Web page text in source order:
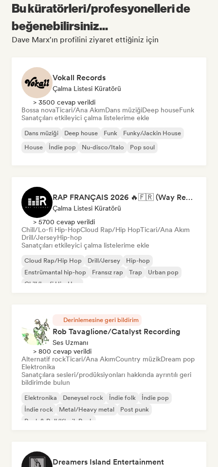
Bu küratörleri/profesyonelleri de
beğenebilirsiniz...
Dave Marx'ın profilini ziyaret ettiğiniz için
Vokall Records
Çalma Listesi Küratörü
> 3500 cevap verildi
Bossa novaTicari/Ana AkımDans müziğiDeep houseFunk
Sanatçıları etkileyici çalma listelerime ekle
Dans müziği Deep house Funk
Funky/Jackin House
House
İndie pop Nu-disco/Italo Pop soul
RAP FRANÇAIS 2026 🔥🇫🇷 (Way Records)
Çalma Listesi Küratörü
> 5700 cevap verildi
Chill/Lo-fi Hip-HopCloud Rap/Hip HopTicari/Ana Akım
Drill/JerseyHip-hop
Sanatçıları etkileyici çalma listelerime ekle
Cloud Rap/Hip Hop Drill/Jersey
Hip-hop
Enstrümantal hip-hop
Fransız rap Trap
Urban pop
Chill/Lo-fi Hip-Hop
Derinlemesine geri bildirim
Rob Tavaglione/Catalyst Recording
Ses Uzmanı
> 800 cevap verildi
Alternatif rockTicari/Ana AkımCountry müzikDream pop
Elektronika
Sanatçılara sesleri/prodüksiyonları hakkında ayrıntılı geri
bildirimde bulun
Elektronika Deneysel rock İndie folk
İndie pop
İndie rock
Metal/Heavy metal
Post punk
Rock & Roll/Klasik Rock
Dreamers Island Entertainment